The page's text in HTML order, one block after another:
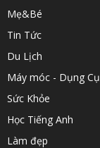
Mẹ&Bé
Tin Tức
Du Lịch
Máy móc - Dụng Cụ
Sức Khỏe
Học Tiếng Anh
Làm đẹp